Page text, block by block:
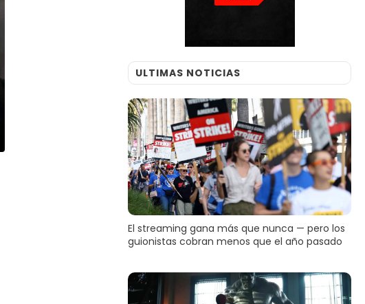
ULTIMAS NOTICIAS
El streaming gana más que nunca — pero los
guionistas cobran menos que el año pasado